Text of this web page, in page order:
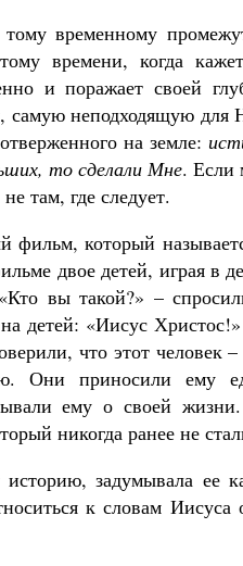
временному
времени, когда
и поражает своей
неподходящую для
на земле:
то сделали Мне. Если
там, где следует.
фильм, который
двое детей, играя в
вы такой?» –
детей: «Иисус
что этот человек
Они приносили ему
ему о своей
никогда ранее не
историю, задумывала ее
к словам